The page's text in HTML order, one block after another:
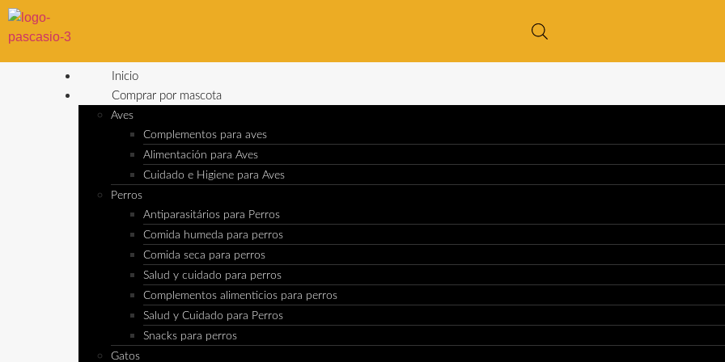
Inicio
Comprar por mascota
Aves
Complementos para aves
Alimentación para Aves
Cuidado e Higiene para Aves
Perros
Antiparasitários para Perros
Comida humeda para perros
Comida seca para perros
Salud y cuidado para perros
Complementos alimenticios para perros
Salud y Cuidado para Perros
Snacks para perros
Gatos